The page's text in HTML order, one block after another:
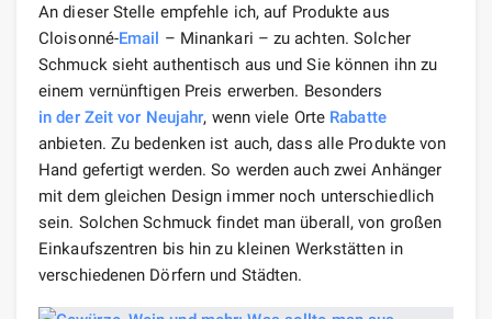
An dieser Stelle empfehle ich, auf Produkte aus
Cloisonné-Email – Minankari – zu achten. Solcher
Schmuck sieht authentisch aus und Sie können ihn zu
einem vernünftigen Preis erwerben. Besonders
in der Zeit vor Neujahr, wenn viele Orte Rabatte
anbieten. Zu bedenken ist auch, dass alle Produkte von
Hand gefertigt werden. So werden auch zwei Anhänger
mit dem gleichen Design immer noch unterschiedlich
sein. Solchen Schmuck findet man überall, von großen
Einkaufszentren bis hin zu kleinen Werkstätten in
verschiedenen Dörfern und Städten.